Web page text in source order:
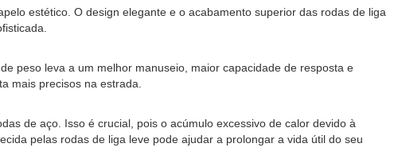
estético. O design elegante e o acabamento superior das rodas de liga
peso leva a um melhor manuseio, maior capacidade de resposta e
mais precisos na estrada.
de aço. Isso é crucial, pois o acúmulo excessivo de calor devido à
pelas rodas de liga leve pode ajudar a prolongar a vida útil do seu